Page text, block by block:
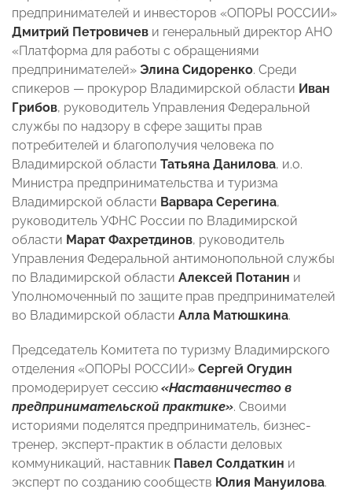
предпринимателей и инвесторов «ОПОРЫ РОССИИ»
Дмитрий Петровичев и генеральный директор АНО
«Платформа для работы с обращениями
предпринимателей» Элина Сидоренко. Среди
спикеров — прокурор Владимирской области Иван
Грибов, руководитель Управления Федеральной
службы по надзору в сфере защиты прав
потребителей и благополучия человека по
Владимирской области Татьяна Данилова, и.о.
Министра предпринимательства и туризма
Владимирской области Варвара Серегина,
руководитель УФНС России по Владимирской
области Марат Фахретдинов, руководитель
Управления Федеральной антимонопольной службы
по Владимирской области Алексей Потанин и
Уполномоченный по защите прав предпринимателей
во Владимирской области Алла Матюшкина.
Председатель Комитета по туризму Владимирского
отделения «ОПОРЫ РОССИИ» Сергей Огудин
промодерирует сессию «Наставничество в
предпринимательской практике». Своими
историями поделятся предприниматель, бизнес-
тренер, эксперт-практик в области деловых
коммуникаций, наставник Павел Солдаткин и
эксперт по созданию сообществ Юлия Мануилова.